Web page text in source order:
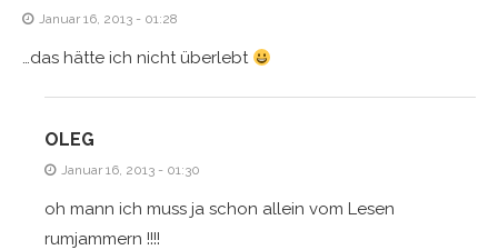
Januar 16, 2013 - 01:28
…das hätte ich nicht überlebt
OLEG
Januar 16, 2013 - 01:30
oh mann ich muss ja schon allein vom Lesen
rumjammern !!!!